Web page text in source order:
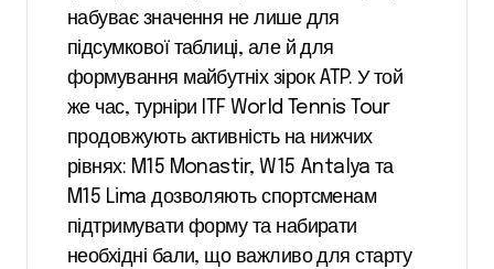
набуває значення не лише для
підсумкової таблиці, але й для
формування майбутніх зірок ATP. У той
же час, турніри ITF World Tennis Tour
продовжують активність на нижчих
рівнях: M15 Monastir, W15 Antalya та
M15 Lima дозволяють спортсменам
підтримувати форму та набирати
необхідні бали, що важливо для старту